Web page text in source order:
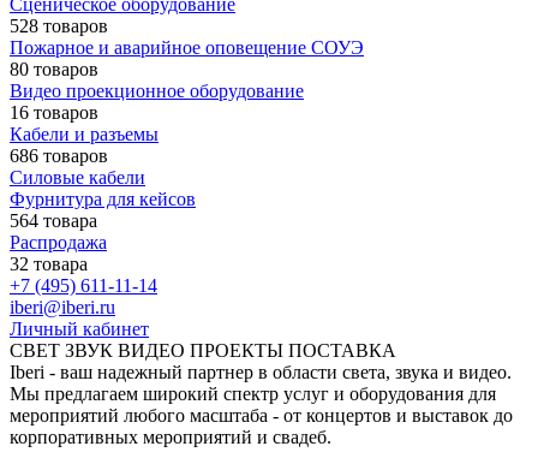
528 товаров
Пожарное и аварийное оповещение СОУЭ
80 товаров
Видео проекционное оборудование
16 товаров
Кабели и разъемы
686 товаров
Силовые кабели
Фурнитура для кейсов
564 товара
Распродажа
32 товара
+7 (495) 611-11-14
iberi@iberi.ru
Личный кабинет
СВЕТ ЗВУК ВИДЕО ПРОЕКТЫ ПОСТАВКА
Iberi - ваш надежный партнер в области света, звука и видео.
Мы предлагаем широкий спектр услуг и оборудования для
мероприятий любого масштаба - от концертов и выставок до
корпоративных мероприятий и свадеб.